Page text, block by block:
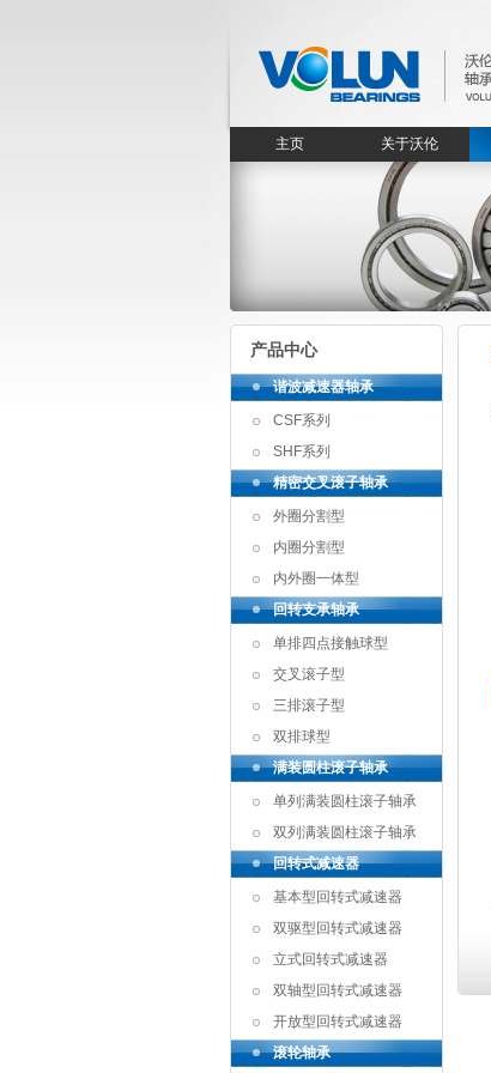
主页 关于沃伦
产品中心
谐波减速器轴承
CSF系列
SHF系列
精密交叉滚子轴承
外圈分割型
内圈分割型
内外圈一体型
回转支承轴承
单排四点接触球型
交叉滚子型
三排滚子型
双排球型
满装圆柱滚子轴承
单列满装圆柱滚子轴承
双列满装圆柱滚子轴承
回转式减速器
基本型回转式减速器
双驱型回转式减速器
立式回转式减速器
双轴型回转式减速器
开放型回转式减速器
滚轮轴承